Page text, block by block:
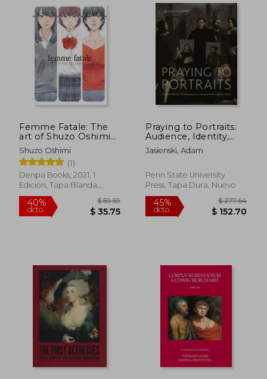
45%
dcto.
$ 74.00
$ 40.70
45%
dcto.
Femme Fatale: The
art of Shuzo Oshimi
(en Inglés)
Shuzo Oshimi
(1)
Denpa Books, 2021, 1
Edición, Tapa Blanda,
Nuevo
40%
dcto.
Praying to Portraits:
Audience, Identity,
and the Inquisition in
the Early Modern
Inglés)
Jasienski, Adam
Penn State University
Press, Tapa Dura, Nuevo
45%
dcto.